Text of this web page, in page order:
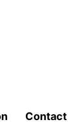
Contact